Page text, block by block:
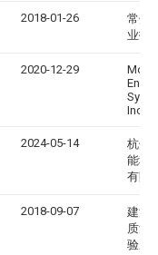
2018-01-26
常州
业技
2020-12-29
Inc.
2024-05-14
杭州
能科
有限
2018-09-07
建湖
质量
验所